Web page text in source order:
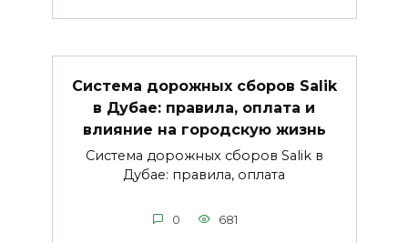
Система дорожных сборов Salik
в Дубае: правила, оплата и
влияние на городскую жизнь
Система дорожных сборов Salik в
Дубае: правила, оплата
0 681